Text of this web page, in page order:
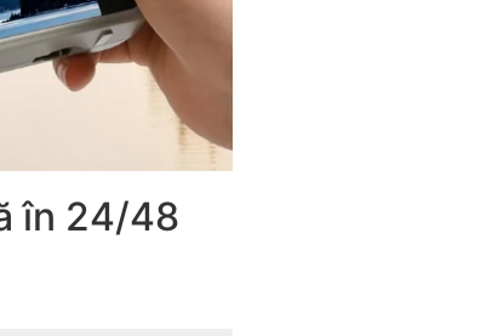
în 24/48